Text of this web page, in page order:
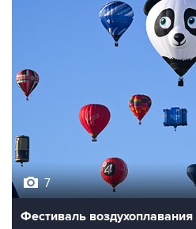
7
Фестиваль воздухоплавания